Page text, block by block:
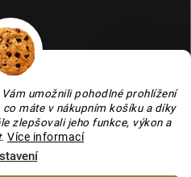
umožnili pohodlné prohlížení
máte v nákupním košíku a díky
zlepšovali jeho funkce, výkon a
. Více informací
tipy a inspirace
květináči i na balkoně